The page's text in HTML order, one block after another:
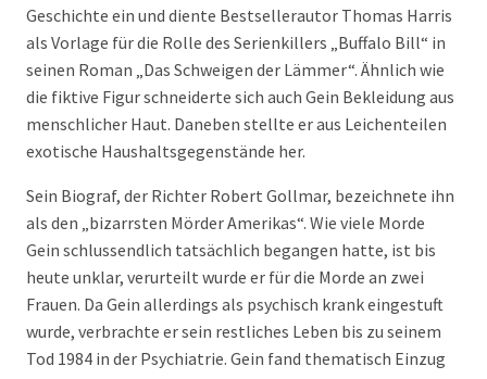
Geschichte ein und diente Bestsellerautor Thomas Harris
als Vorlage für die Rolle des Serienkillers „Buffalo Bill“ in
seinen Roman „Das Schweigen der Lämmer“. Ähnlich wie
die fiktive Figur schneiderte sich auch Gein Bekleidung aus
menschlicher Haut. Daneben stellte er aus Leichenteilen
exotische Haushaltsgegenstände her.
Sein Biograf, der Richter Robert Gollmar, bezeichnete ihn
als den „bizarrsten Mörder Amerikas“. Wie viele Morde
Gein schlussendlich tatsächlich begangen hatte, ist bis
heute unklar, verurteilt wurde er für die Morde an zwei
Frauen. Da Gein allerdings als psychisch krank eingestuft
wurde, verbrachte er sein restliches Leben bis zu seinem
Tod 1984 in der Psychiatrie. Gein fand thematisch Einzug